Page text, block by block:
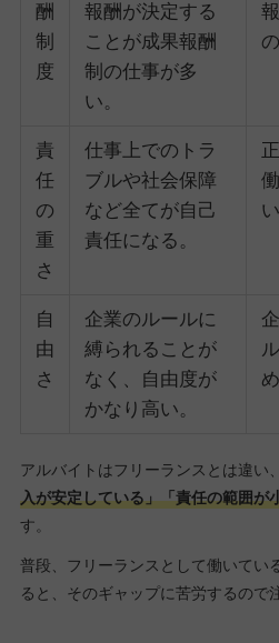
酬
制
度
報酬が決定する
ことが成果報酬
制の仕事が多
い。
責
任
の
重
さ
仕事上でのトラ
ブルや社会保障
など全てが自己
責任になる。
い
自
由
さ
企業のルールに
縛られることが
なく、自由度が
かなり高い。
アルバイトはフリーランスとは違い
入が安定している」「責任の範囲が
す。
普段、フリーランスとして働いてい
ると、そのギャップに苦労するので